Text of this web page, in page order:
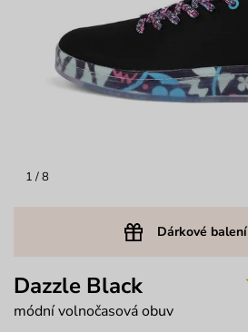
1 / 8
Dárkové balení
Dazzle Black
módní volnočasová obuv